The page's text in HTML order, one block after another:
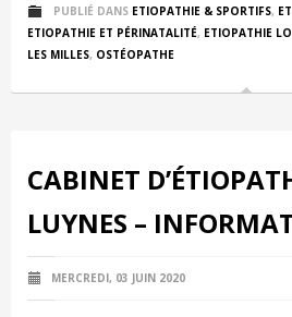
PUBLIÉ DANS ETIOPATHIE & SPORTIFS,
ETIOPATHIE ET PÉRINATALITÉ, ETIOPATHIE
LES MILLES, OSTÉOPATHE
CABINET
LUYNES –
MERCREDI, 03 JUIN 2020